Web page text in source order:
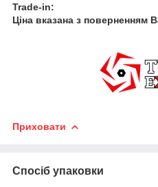
Trade-in:
Ціна вказана з поверненням
Приховати
Спосіб упаковки